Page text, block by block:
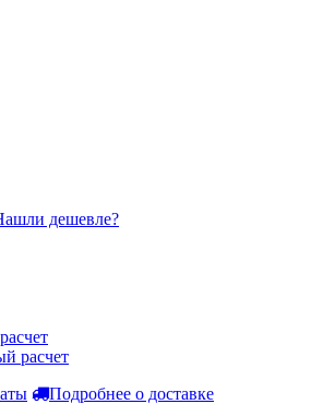
дешевле?
Подробнее о доставке